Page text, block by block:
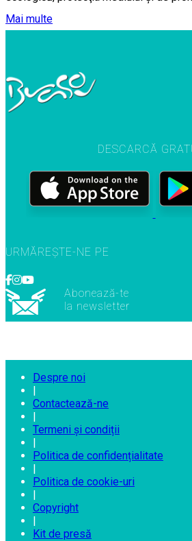
Mai multe
DESCARCĂ
URMĂREȘTE-NE PE
Abonează-te
la newsletter
Despre noi
|
Contactează-ne
|
Termeni și condiții
|
Politica de confidențialitate
|
Politica de cookie-uri
|
Copyright
|
Kit de presă